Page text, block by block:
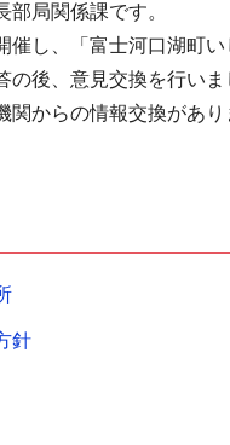
局関係課です。
し、「富士河口湖町
の後、意見交換を行い
関からの情報交換があ
針